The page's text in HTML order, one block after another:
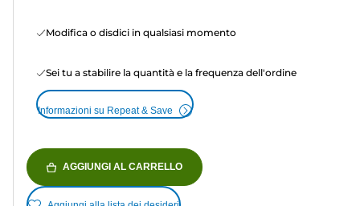
Modifica o disdici in qualsiasi momento
Sei tu a stabilire la quantità e la frequenza dell'ordine
Informazioni su Repeat & Save
AGGIUNGI AL CARRELLO